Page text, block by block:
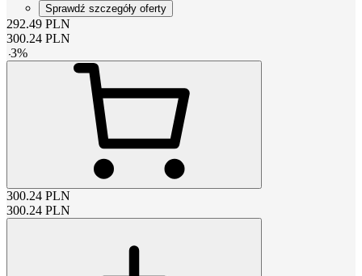
Sprawdź szczegóły oferty
292.49 PLN
300.24 PLN
-3%
300.24 PLN
300.24 PLN